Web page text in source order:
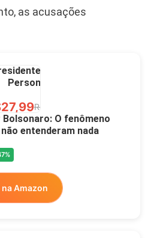
as acusações
Porcelana
Personalizada
R$49,00
Bolsonaro: O fenômeno
entenderam nada
na Amazon